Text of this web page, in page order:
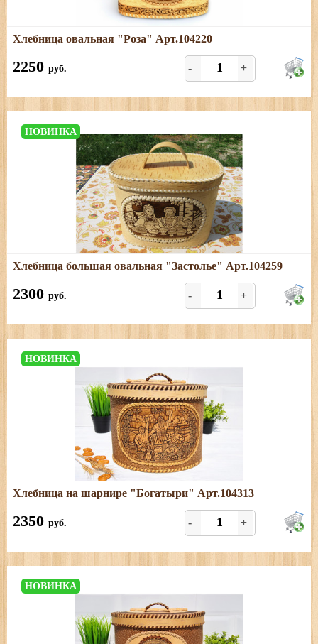
Подробнее
Размеры: длина- 26 см; ширина- 18 см; высота- 20,5 см
Хлебница овальная "Роза" Арт.104220
2250 руб. - +
НОВИНКА
Подробнее
Размеры: длина - 28 см; ширина - 20 см; высота (с
ручкой) - 27 см
Хлебница большая овальная "Застолье" Арт.104259
2300 руб. - +
НОВИНКА
Подробнее
Размеры: длина - 28 см, ширина - 21 см, высота - 24 см
Хлебница на шарнире "Богатыри" Арт.104313
2350 руб. - +
НОВИНКА